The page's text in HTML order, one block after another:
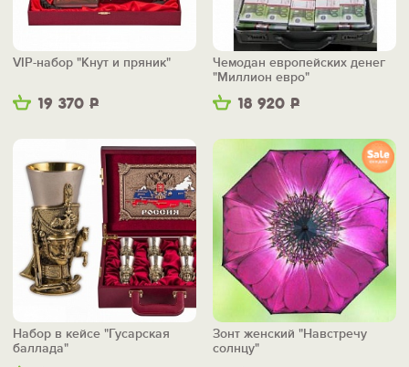
19 370 Р
VIP-набор "Кнут и пряник"
18 920 Р
Чемодан европейских денег
"Миллион евро"
Набор в кейсе "Гусарская
баллада"
Зонт женский "Навстречу
солнцу"